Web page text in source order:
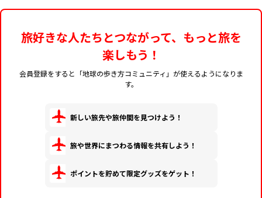
旅好きな人たちとつながって、もっと旅を
楽しもう！
会員登録をすると「地球の歩き方コミュニティ」が使えるようになりま
す。
新しい旅先や旅仲間を見つけよう！
旅や世界にまつわる情報を共有しよう！
ポイントを貯めて限定グッズをゲット！